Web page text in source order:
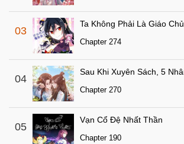
Chapter 458
Chapter 457
Chapter 456 7 tháng trước
Chapter 455 7 tháng trước
Chapter 454
Chapter 453 7 tháng trước
Chapter 452
03
Ta Không Phải Là Giáo Chủ
Chapter 274
04
Chapter 270
05
Vạn Cổ Đệ Nhất Thần
Chapter 190